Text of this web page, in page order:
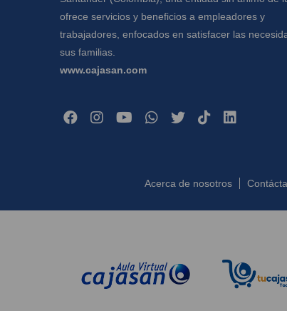
ofrece servicios y beneficios a empleadores y
trabajadores, enfocados en satisfacer las
sus familias.
www.cajasan.com
Acerca de nosotros